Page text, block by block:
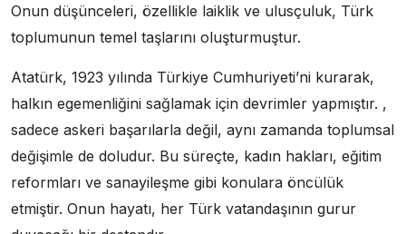
Onun düşünceleri, özellikle laiklik ve ulusçuluk, Türk
toplumunun temel taşlarını oluşturmuştur.
Atatürk, 1923 yılında Türkiye Cumhuriyeti’ni kurarak,
halkın egemenliğini sağlamak için devrimler yapmıştır. ,
sadece askeri başarılarla değil, aynı zamanda toplumsal
değişimle de doludur. Bu süreçte, kadın hakları, eğitim
reformları ve sanayileşme gibi konulara öncülük
etmiştir. Onun hayatı, her Türk vatandaşının gurur